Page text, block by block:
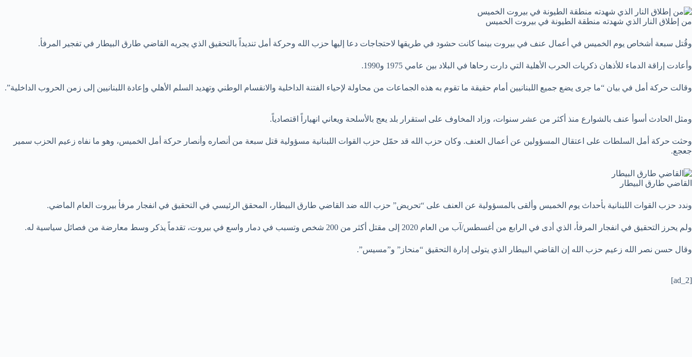
من إطلاق النار الذي شهدته منطقة الطيونة في بيروت الخميس
وقُتل سبعة أشخاص يوم الخميس في أعمال عنف في بيروت بينما كانت حشود في طريقها لاحتجاجات دعا إليها حزب الله وحركة أمل تنديداً بالتحقيق الذي يجريه القاضي طارق البيطار في تفجير المرفأ.
وأعادت إراقة الدماء للأذهان ذكريات الحرب الأهلية التي دارت رحاها في البلاد بين عامي 1975 و1990.
وقالت حركة أمل في بيان “ما جرى يضع جميع اللبنانيين أمام حقيقة ما تقوم به هذه الجماعات من محاولة لإحياء الفتنة الداخلية والانقسام الوطني وتهديد السلم الأهلي وإعادة اللبنانيين إلى زمن الحروب الداخلية”.
ومثل الحادث أسوأ عنف بالشوارع منذ أكثر من عشر سنوات، وزاد المخاوف على استقرار بلد يعج بالأسلحة ويعاني انهياراً اقتصادياً.
وحثت حركة أمل السلطات على اعتقال المسؤولين عن أعمال العنف. وكان حزب الله قد حمّل حزب القوات اللبنانية مسؤولية قتل سبعة من أنصاره وأنصار حركة أمل الخميس، وهو ما نفاه زعيم الحزب سمير
جعجع.
القاضي طارق البيطار
وندد حزب القوات اللبنانية بأحداث يوم الخميس وألقى بالمسؤولية عن العنف على “تحريض” حزب الله ضد القاضي طارق البيطار، المحقق الرئيسي في التحقيق في انفجار مرفأ بيروت العام الماضي.
ولم يحرز التحقيق في انفجار المرفأ، الذي أدى في الرابع من أغسطس/آب من العام 2020 إلى مقتل أكثر من 200 شخص وتسبب في دمار واسع في بيروت، تقدماً يذكر وسط معارضة من فصائل سياسية له.
وقال حسن نصر الله زعيم حزب الله إن القاضي البيطار الذي يتولى إدارة التحقيق “منحاز” و”مسيس”.
[ad_2]